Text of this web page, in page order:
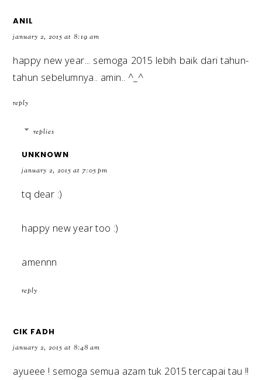
ANIL
january 2, 2015 at 8:19 am
happy new year... semoga 2015 lebih baik dari tahun-
tahun sebelumnya.. amin.. ^_^
reply
replies
UNKNOWN
january 2, 2015 at 7:05 pm
tq dear :)
happy new year too :)
amennn
reply
CIK FADH
january 2, 2015 at 8:48 am
ayueee ! semoga semua azam tuk 2015 tercapai tau !!